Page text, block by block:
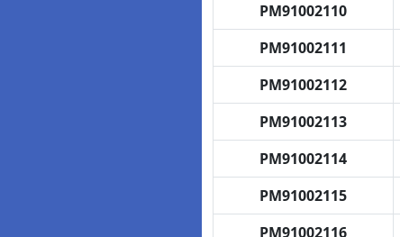
PM91002110
PM91002111
PM91002112
PM91002113
PM91002114
PM91002115
PM91002116